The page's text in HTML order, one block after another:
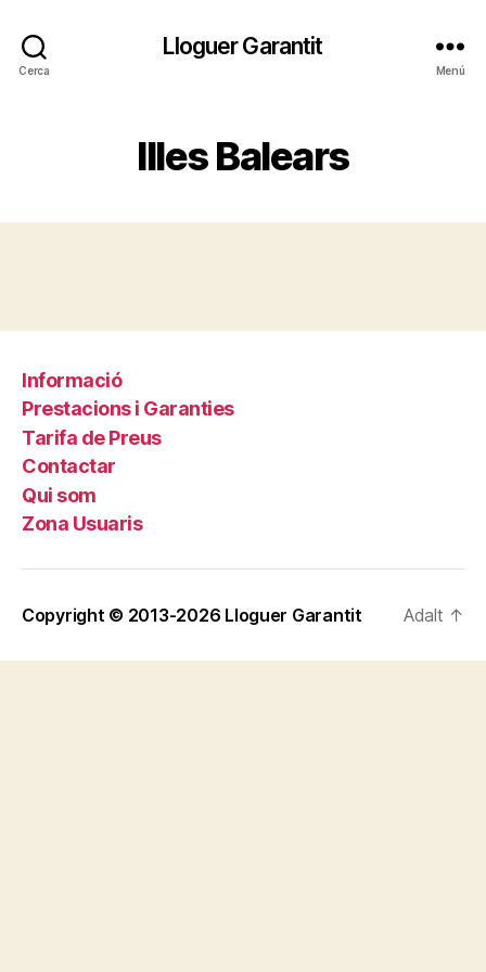
Cerca
Lloguer Garantit
Menú
Illes Balears
Informació
Prestacions i Garanties
Tarifa de Preus
Contactar
Qui som
Zona Usuaris
Copyright © 2013-2026 Lloguer Garantit Adalt ↑